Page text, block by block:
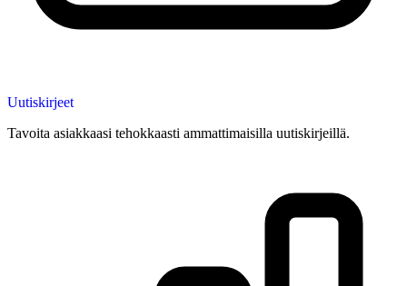
Uutiskirjeet
Tavoita asiakkaasi tehokkaasti ammattimaisilla uutiskirjeillä.